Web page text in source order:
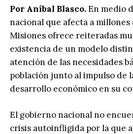
Por Aníbal Blasco.En medio
nacional que afecta a
Misiones ofrece reiteradas
existencia de un modelo
atención de las necesidades
población junto al impulso de
desarrollo económico en su
El gobierno nacional no
crisis autoinfligida por la que